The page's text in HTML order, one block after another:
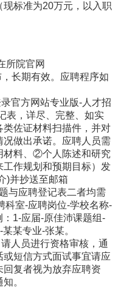
标准为20万元，以入职
院官网
长期有效。应聘程序如
官方网站专业版-人才招
表，详尽、完整、如实
佐证材料扫描件，并对
做出承诺。应聘人员需
料、②个人陈述和研究
作规划和预期目标）发
)并抄送至邮箱
与应聘登记表二者均需
科室-应聘岗位-学校名称-
1-应届-原佳沛课题组-
某专业-张某。
人员进行资格审核，通
短信方式面试事宜请应
复者视为放弃应聘资
。